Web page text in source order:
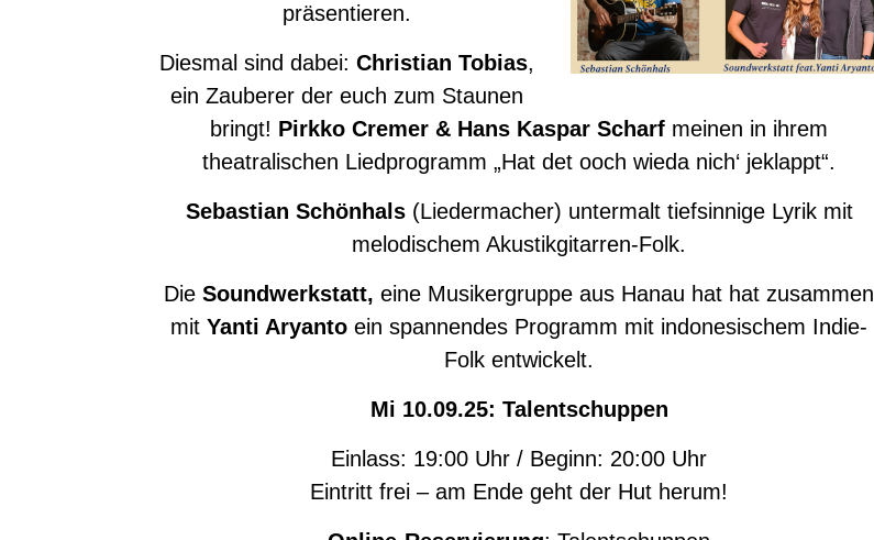
präsentieren.
Diesmal sind dabei: Christian Tobias,
ein Zauberer der euch zum Staunen
bringt! Pirkko Cremer & Hans Kaspar Scharf meinen in ihrem
theatralischen Liedprogramm „Hat det ooch wieda nich‘ jeklappt“.
Sebastian Schönhals(Liedermacher) untermalt tiefsinnige Lyrik mit
melodischem Akustikgitarren-Folk.
Die Soundwerkstatt, eine Musikergruppe aus Hanau hat hat zusammen
mit Yanti Aryanto ein spannendes Programm mit indonesischem Indie-
Folk entwickelt.
Mi 10.09.25: Talentschuppen
Einlass: 19:00 Uhr / Beginn: 20:00 Uhr
Eintritt frei – am Ende geht der Hut herum!